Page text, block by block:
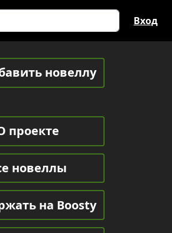
Вход
новеллу
проекте
новеллы
на Boosty